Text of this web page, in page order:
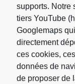
supports. Notre
tiers YouTube
Googlemaps
directement
ces cookies,
données de
de proposer de